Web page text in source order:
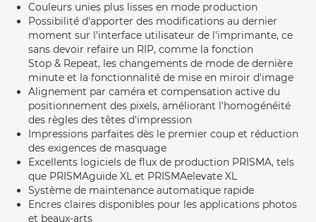
Couleurs unies plus lisses en mode production
Possibilité d'apporter des modifications au dernier
moment sur l'interface utilisateur de l'imprimante, ce
sans devoir refaire un RIP, comme la fonction
Stop & Repeat, les changements de mode de dernière
minute et la fonctionnalité de mise en miroir d'image
Alignement par caméra et compensation active du
positionnement des pixels, améliorant l'homogénéité
des règles des têtes d'impression
Impressions parfaites dès le premier coup et réduction
des exigences de masquage
Excellents logiciels de flux de production PRISMA, tels
que PRISMAguide XL et PRISMAelevate XL
Système de maintenance automatique rapide
Encres claires disponibles pour les applications photos
et beaux-arts